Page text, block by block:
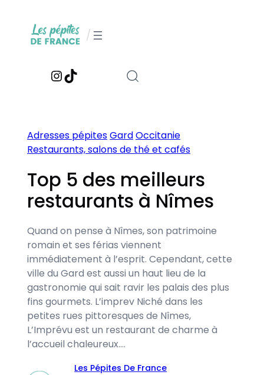
contenu
/
Instagram
TikTok
Adresses pépitesGardOccitanie
Restaurants, salons de thé et cafés
Top 5 des meilleurs
restaurants à Nîmes
Quand on pense à Nîmes, son patrimoine
romain et ses férias viennent
immédiatement à l’esprit. Cependant, cette
ville du Gard est aussi un haut lieu de la
gastronomie qui sait ravir les palais des plus
fins gourmets. L’imprev Niché dans les
petites rues pittoresques de Nîmes,
L’Imprévu est un restaurant de charme à
l’accueil chaleureux.…
Les Pépites De France